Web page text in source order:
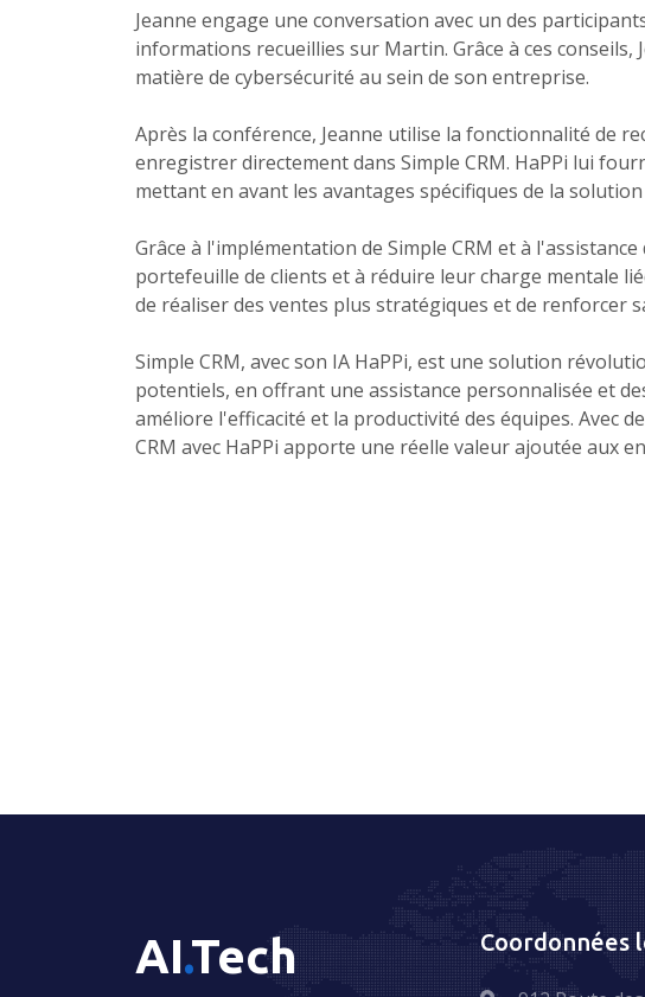
Jeanne engage une conversation avec un des
informations recueillies sur Martin. Grâce à ces
matière de cybersécurité au sein de son entreprise.
Après la conférence, Jeanne utilise la fonctionnalité de
enregistrer directement dans Simple CRM. HaPPi lui
mettant en avant les avantages spécifiques de la
Grâce à l'implémentation de Simple CRM et à
portefeuille de clients et à réduire leur charge mentale
de réaliser des ventes plus stratégiques et de renforcer
Simple CRM, avec son IA HaPPi, est une solution
potentiels, en offrant une assistance personnalisée et
améliore l'efficacité et la productivité des équipes. Avec
CRM avec HaPPi apporte une réelle valeur ajoutée aux
AI.Tech Coordonnées